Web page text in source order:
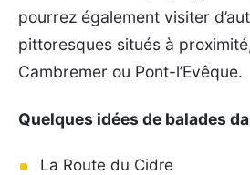
pourrez également visiter
pittoresques situés à
Cambremer ou Pont-l’Evêque.
Quelques idées de balades
La Route du Cidre